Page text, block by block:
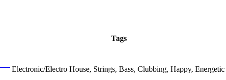
Tags
Electronic/Electro House, Strings, Bass, Clubbing, Happy, Energetic